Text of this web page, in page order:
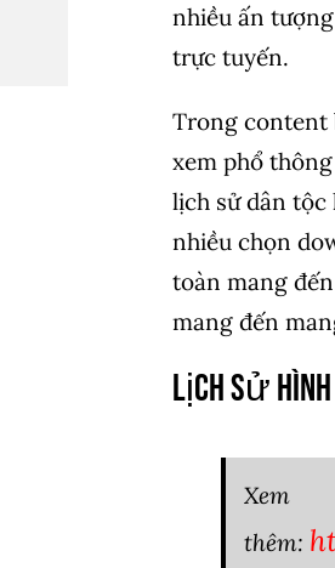
nhiều ấn
trực tuyến.
Trong content
xem phổ
lịch sử dân tộc
nhiều chọn
toàn mang
mang đến
Lịch Sử
Xem
thêm: